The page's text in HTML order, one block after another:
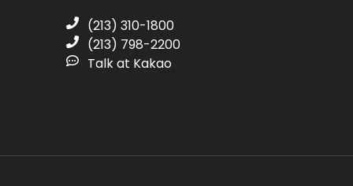
(213) 310-1800
(213) 798-2200
Talk at Kakao